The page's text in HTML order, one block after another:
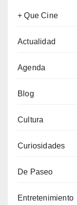
+ Que Cine
Actualidad
Agenda
Blog
Cultura
Curiosidades
De Paseo
Entretenimiento